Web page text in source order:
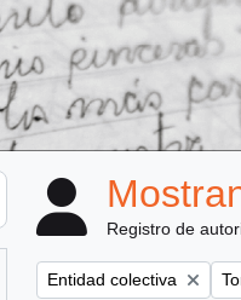
Registro de
Remove filter:
Entidad colectiva